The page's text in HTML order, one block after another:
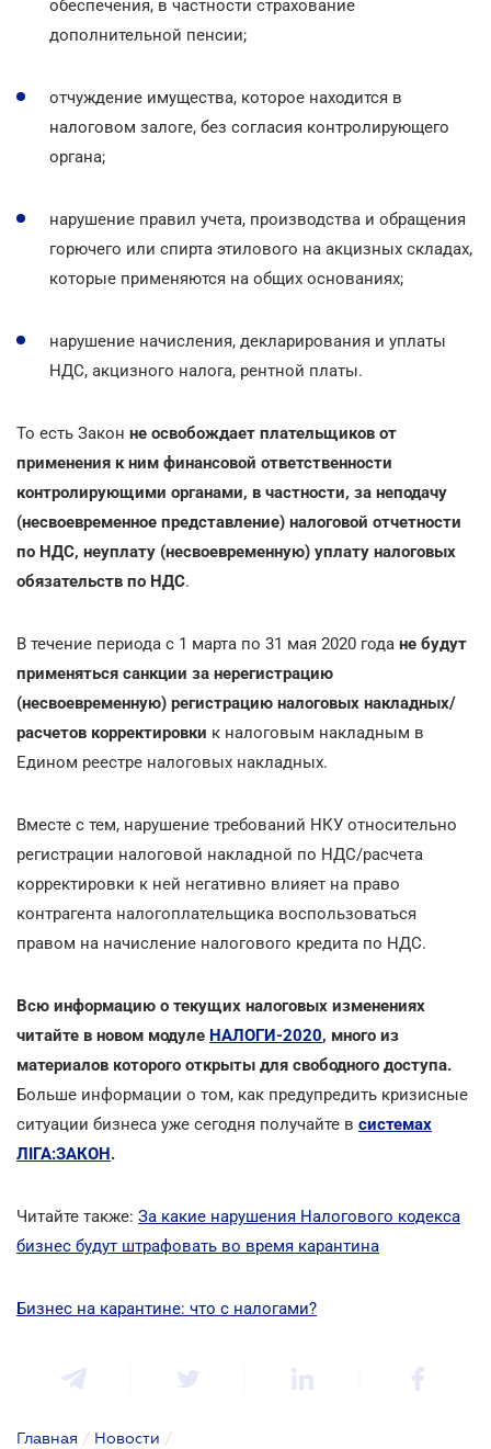
обеспечения, в частности страхование
дополнительной пенсии;
отчуждение имущества, которое находится в
налоговом залоге, без согласия контролирующего
органа;
нарушение правил учета, производства и обращения
горючего или спирта этилового на акцизных складах,
которые применяются на общих основаниях;
нарушение начисления, декларирования и уплаты
НДС, акцизного налога, рентной платы.
То есть Закон не освобождает плательщиков от
применения к ним финансовой ответственности
контролирующими органами, в частности, за неподачу
(несвоевременное представление) налоговой отчетности
по НДС, неуплату (несвоевременную) уплату налоговых
обязательств по НДС.
В течение периода с 1 марта по 31 мая 2020 года не будут
применяться санкции за нерегистрацию
(несвоевременную) регистрацию налоговых накладных/
расчетов корректировки к налоговым накладным в
Едином реестре налоговых накладных.
Вместе с тем, нарушение требований НКУ относительно
регистрации налоговой накладной по НДС/расчета
корректировки к ней негативно влияет на право
контрагента налогоплательщика воспользоваться
правом на начисление налогового кредита по НДС.
Всю информацию о текущих налоговых изменениях
читайте в новом модуле НАЛОГИ-2020, много из
материалов которого открыты для свободного доступа.
Больше информации о том, как предупредить кризисные
ситуации бизнеса уже сегодня получайте в системах
ЛІГА:ЗАКОН.
Читайте также: За какие нарушения Налогового кодекса
бизнес будут штрафовать во время карантина
Бизнес на карантине: что с налогами?
Главная / Новости /